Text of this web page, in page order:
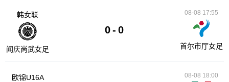
韩女联
闻庆尚武女足
0 - 0
08-08 17:55
首尔市厅女足
欧锦U16A 08-08 18:00